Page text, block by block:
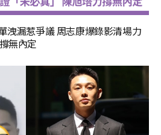
洩漏惹爭議 周志康爆錄影清場力
無內定